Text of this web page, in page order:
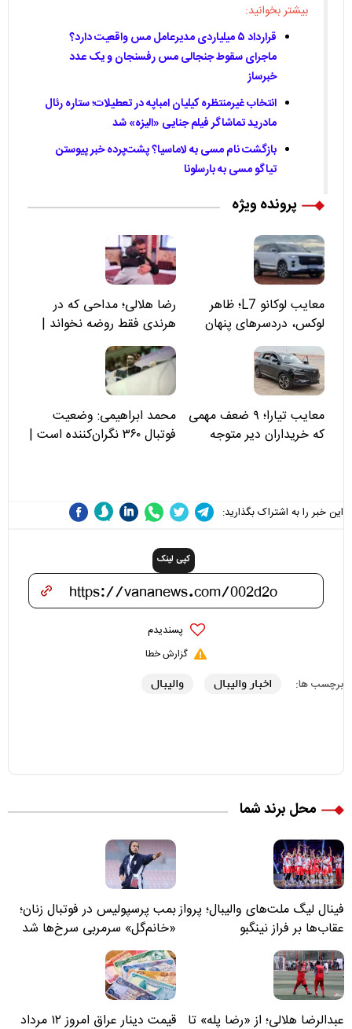
بیشتر بخوانید:
قرارداد ۵ میلیاردی مدیرعامل مس واقعیت دارد؟
ماجرای سقوط جنجالی مس رفسنجان و یک عدد
خبرساز
انتخاب غیرمنتظره کیلیان امباپه در تعطیلات؛ ستاره رئال
مادرید تماشاگر فیلم جنایی «الیزه» شد
بازگشت نام مسی به لاماسیا؟ پشت‌پرده خبر پیوستن
تیاگو مسی به بارسلونا
پرونده ویژه
معایب لوکانو L7؛ ظاهر
لوکس، دردسرهای پنهان
رضا هلالی؛ مداحی که در
هرندی فقط روضه نخواند |
مسئولان «تکیه‌گاه آقا مرتضی
علی(ع)» را جدی‌تر ببینند
معایب تیارا؛ ۹ ضعف مهمی
که خریداران دیر متوجه
محمد ابراهیمی: وضعیت
فوتبال ۳۶۰ نگران‌کننده است |
این خبر را به اشتراک بگذارید:
کپی لینک
پسندیدم
گزارش خطا
برچسب ها: اخبار والیبال والیبال
محل برند شما
فینال لیگ ملت‌های والیبال؛ پرواز
عقاب‌ها بر فراز نینگبو
بمب پرسپولیس در فوتبال زنان؛
«خانم‌گل» سرمربی سرخ‌ها شد
عبدالرضا هلالی؛ از «رضا پله» تا قیمت دینار عراق امروز ۱۲ مرداد